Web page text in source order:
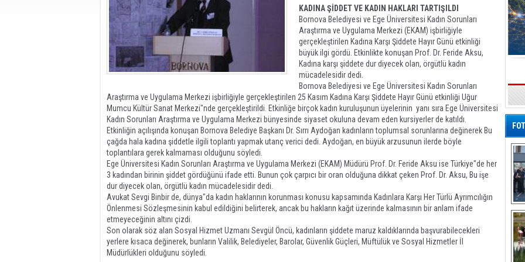
KADINA ŞİDDET VE KADIN HAKLARI TARTIŞILDI
Bornova Belediyesi ve Ege Üniversitesi Kadın Sorunları
Araştırma ve Uygulama Merkezi (EKAM) işbirliğiyle
gerçekleştirilen Kadına Karşı Şiddete Hayır Günü etkinliği
büyük ilgi gördü. Etkinlikte konuşan Prof. Dr. Feride Aksu,
Kadına karşı şiddete dur diyecek olan, örgütlü kadın
mücadelesidir dedi.
Bornova Belediyesi ve Ege Üniversitesi Kadın Sorunları
Araştırma ve Uygulama Merkezi işbirliğiyle gerçekleştirilen 25 Kasım Kadına Karşı Şiddete Hayır Günü etkinliği Uğur
Mumcu Kültür Sanat Merkezi"nde gerçekleştirildi. Etkinliğe birçok kadın kuruluşunun üyelerinin yanı sıra Ege Üniversitesi
Kadın Sorunları Araştırma ve Uygulama Merkezi bünyesinde siyaset okuluna devam eden kursiyerler de katıldı.
Etkinliğin açılışında konuşan Bornova Belediye Başkanı Dr. Sırrı Aydoğan kadınların toplumsal sorunlarına değinerek Bu
çağda hala kadına şiddetle ilgili toplantı yapmak utanç verici dedi. Aydoğan, en büyük arzusunun ilerde böyle
toplantılara gerek kalmaması olduğunu söyledi.
Ege Üniversitesi Kadın Sorunları Araştırma ve Uygulama Merkezi (EKAM) Müdürü Prof. Dr. Feride Aksu ise Türkiye"de her
3 kadından birinin şiddet gördüğünü ifade etti. Bunun çok çarpıcı bir oran olduğuna dikkat çeken Prof. Dr. Aksu, Bu işe
dur diyecek olan, örgütlü kadın mücadelesidir dedi.
Avukat Sevgi Binbir de, dünya"da kadın haklarının korunması konusu kapsamında Kadınlara Karşı Her Türlü Ayrımcılığın
Önlenmesi Sözleşmesinin kabul edildiğini belirterek, ancak bu hakların kağıt üzerinde kalmasının bir anlam ifade
etmeyeceğinin altını çizdi.
Son olarak söz alan Sosyal Hizmet Uzmanı Sevgül Öncü, kadınların şiddete maruz kaldıklarında başvurabilecekleri
yerlere kısaca değinerek, bunların Valilik, Belediyeler, Barolar, Güvenlik Güçleri, Müftülük ve Sosyal Hizmetler İl
Müdürlükleri olduğunu söyledi.